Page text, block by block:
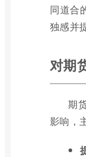
同道合
独感并
对期
期
影响，